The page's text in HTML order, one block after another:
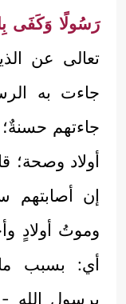
رَسُولًا وَكَفَى
تعالى عن
جاءت به
جاءتهم
أولاد وصحة؛
إن
وموتُ أولادٍ
أي: بسبب ما
برسول الله